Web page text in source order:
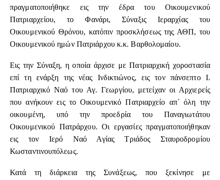
πραγματοποιήθηκε εις την έδρα του Οικουμενικού
Πατριαρχείου, το Φανάρι, Σύναξις Ιεραρχίας του
Οικουμενικού Θρόνου, κατόπιν προσκλήσεως της ΑΘΠ, του
Οικουμενικού ημών Πατριάρχου κ.κ. Βαρθολομαίου.
Εις την Σύναξη, η οποία άρχισε με Πατριαρχική χοροστασία
επί τη ενάρξη της νέας Ινδικτιώνος, εις τον πάνσεπτο Ι.
Πατριαρχικό Ναό του Αγ. Γεωργίου, μετείχαν οι Αρχιερείς
που ανήκουν εις το Οικουμενικό Πατριαρχείο απ΄ όλη την
οικουμένη, υπό την προεδρία του Παναγιωτάτου
Οικουμενικού Πατράρχου. Οι εργασίες πραγματοποιήθηκαν
εις τον Ιερό Ναό Αγίας Τριάδος Σταυροδρομίου
Κωσταντινουπόλεως.
Κατά τη διάρκεια της Συνάξεως, που ξεκίνησε με